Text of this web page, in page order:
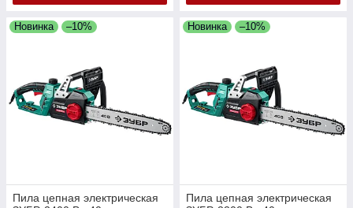
Новинка –10%
Пила цепная электрическая
Новинка –10%
Пила цепная электрическая